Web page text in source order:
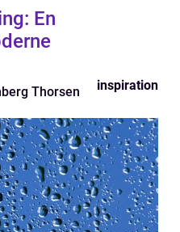
En
Thorsen inspiration